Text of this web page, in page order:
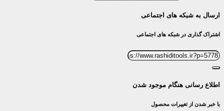
ارسال به شبکه های اجتماعی
اشتراک گذاری در شبکه های اجتماعی
اطلاع رسانی هنگام موجود شدن
با خبر شدن از تغییرات محصول